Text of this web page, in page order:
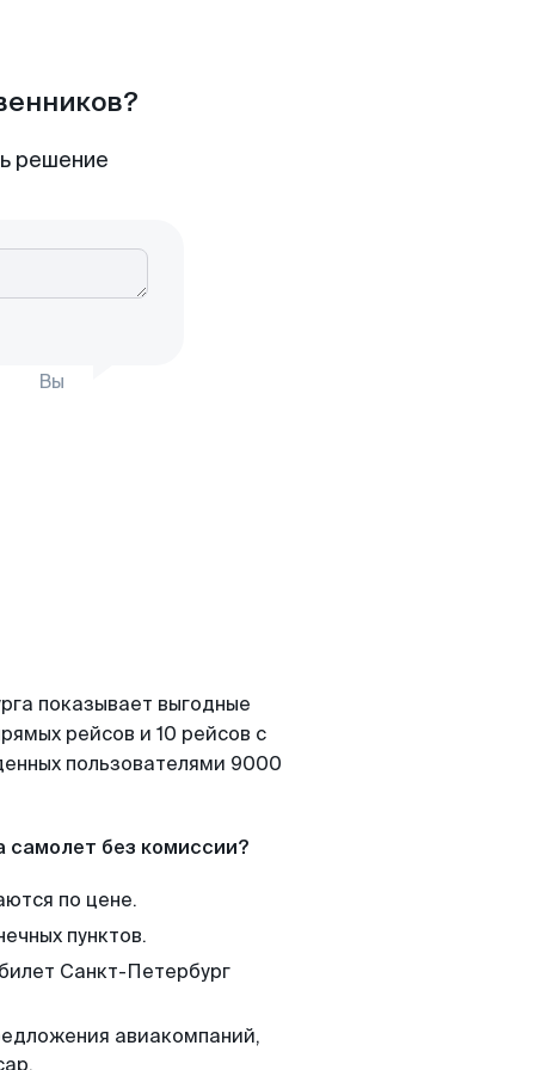
решение
Вы
показывает выгодные
рейсов и 10 рейсов с
пользователями 9000
самолет без комиссии?
по цене.
пунктов.
Санкт-Петербург
авиакомпаний,